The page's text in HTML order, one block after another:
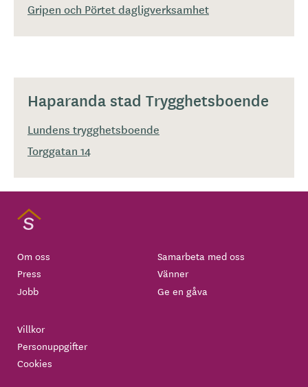
Gripen och Pörtet dagligverksamhet
Haparanda stad Trygghetsboende
Lundens trygghetsboende
Torggatan 14
Om oss
Press
Jobb
Samarbeta med oss
Vänner
Ge en gåva
Villkor
Personuppgifter
Cookies